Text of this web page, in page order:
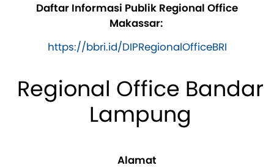
Daftar Informasi Publik Regional Office
Makassar:
https://bbri.id/DIPRegionalOfficeBRI
Regional Office Bandar
Lampung
Alamat